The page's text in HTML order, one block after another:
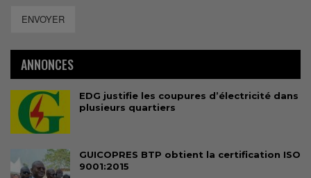
ENVOYER
ANNONCES
EDG justifie les coupures d’électricité dans
plusieurs quartiers
GUICOPRES BTP obtient la certification ISO
9001:2015